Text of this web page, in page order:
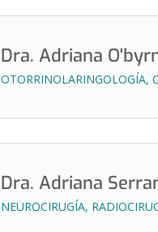
Dra. Adriana
OTORRINOLARINGOLOGÍA,
Dra. Adriana
NEUROCIRUGÍA,